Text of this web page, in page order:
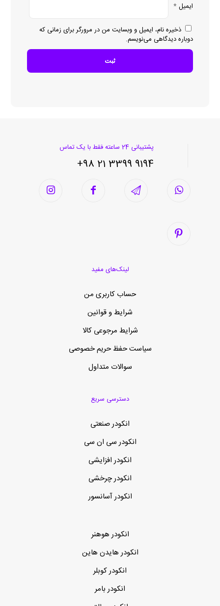
ایمیل *
ذخیره نام، ایمیل و وبسایت من در مرورگر برای زمانی که
دوباره دیدگاهی می‌نویسم.
پشتیبانی 24 ساعته فقط با یک تماس
9194 3399 21 98+
لینک‌های مفید
حساب کاربری من
شرایط و قوانین
شرایط مرجوعی کالا
سیاست حفظ حریم خصوصی
سوالات متداول
دسترسی سریع
انکودر صنعتی
انکودر سی ان سی
انکودر افزایشی
انکودر چرخشی
انکودر آسانسور
انکودر هوهنر
انکودر هایدن هاین
انکودر کوبلر
انکودر بامر